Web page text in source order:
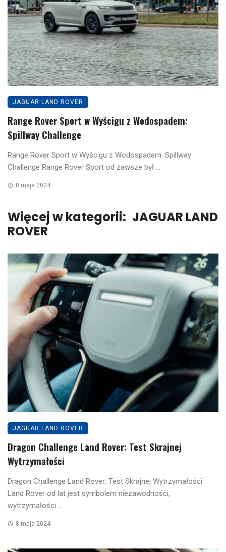
JAGUAR LAND ROVER
Range Rover Sport w Wyścigu z Wodospadem:
Spillway Challenge
Range Rover Sport w Wyścigu z Wodospadem: Spillway
Challenge Range Rover Sport od zawsze był ...
8 maja 2024
Więcej w kategorii: JAGUAR LAND
ROVER
JAGUAR LAND ROVER
Dragon Challenge Land Rover: Test Skrajnej
Wytrzymałości
Dragon Challenge Land Rover: Test Skrajnej Wytrzymałości
Land Rover od lat jest symbolem niezawodności,
wytrzymałości ...
8 maja 2024